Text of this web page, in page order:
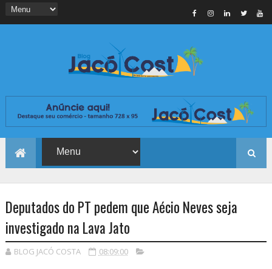
Deputados do PT pedem que Aécio Neves seja
investigado na Lava Jato
BLOG JACÓ COSTA 08:09:00